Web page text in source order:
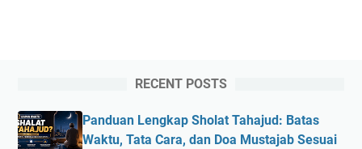
RECENT POSTS
Panduan Lengkap Sholat Tahajud: Batas
Waktu, Tata Cara, dan Doa Mustajab Sesuai